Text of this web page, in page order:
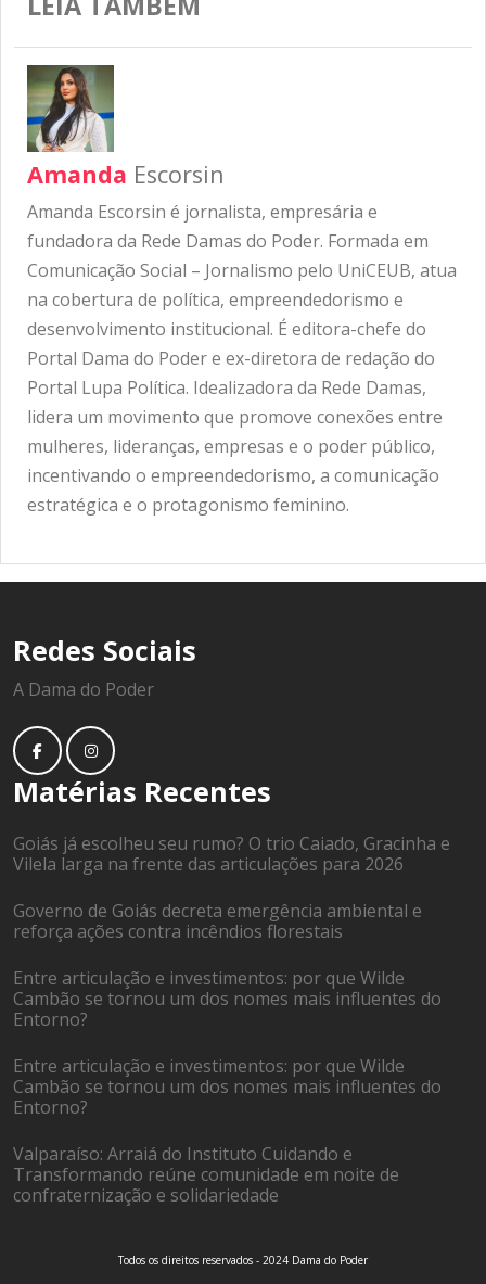
Amanda Escorsin
Amanda Escorsin é jornalista, empresária e
fundadora da Rede Damas do Poder. Formada em
Comunicação Social – Jornalismo pelo UniCEUB, atua
na cobertura de política, empreendedorismo e
desenvolvimento institucional. É editora-chefe do
Portal Dama do Poder e ex-diretora de redação do
Portal Lupa Política. Idealizadora da Rede Damas,
lidera um movimento que promove conexões entre
mulheres, lideranças, empresas e o poder público,
incentivando o empreendedorismo, a comunicação
estratégica e o protagonismo feminino.
Redes Sociais
A Dama do Poder
Matérias Recentes
Goiás já escolheu seu rumo? O trio Caiado, Gracinha e
Vilela larga na frente das articulações para 2026
Governo de Goiás decreta emergência ambiental e
reforça ações contra incêndios florestais
Entre articulação e investimentos: por que Wilde
Cambão se tornou um dos nomes mais influentes do
Entorno?
Entre articulação e investimentos: por que Wilde
Cambão se tornou um dos nomes mais influentes do
Entorno?
Valparaíso: Arraiá do Instituto Cuidando e
Transformando reúne comunidade em noite de
confraternização e solidariedade
Todos os direitos reservados - 2024 Dama do Poder